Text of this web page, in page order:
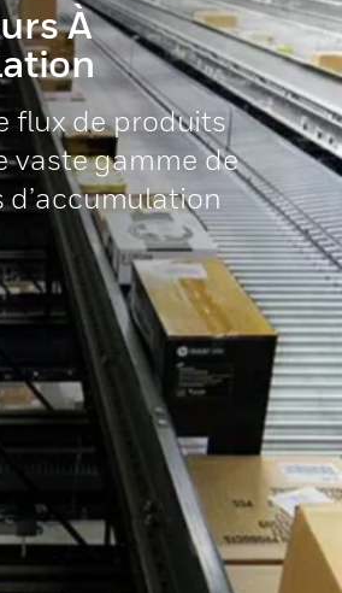
À
flux de produits
vaste gamme de
d’accumulation